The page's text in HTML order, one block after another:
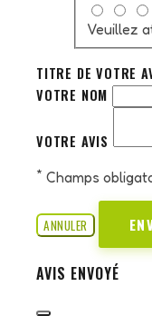
Veuillez
TITRE DE VOTRE
VOTRE NOM
VOTRE AVIS
* Champs
ANNULER
AVIS ENVOYÉ